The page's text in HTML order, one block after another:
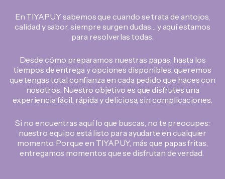
En TIYAPUY sabemos que cuando se trata de antojos,
calidad y sabor, siempre surgen dudas… y aquí estamos
para resolverlas todas.
Desde cómo preparamos nuestras papas, hasta los
tiempos de entrega y opciones disponibles, queremos
que tengas total confianza en cada pedido que haces con
nosotros. Nuestro objetivo es que disfrutes una
experiencia fácil, rápida y deliciosa, sin complicaciones.
Si no encuentras aquí lo que buscas, no te preocupes:
nuestro equipo está listo para ayudarte en cualquier
momento. Porque en TIYAPUY, más que papas fritas,
entregamos momentos que se disfrutan de verdad.